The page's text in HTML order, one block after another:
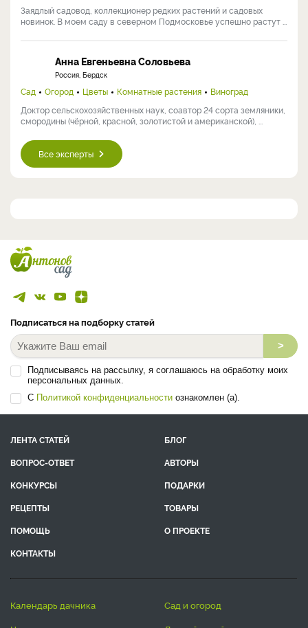
Заядлый садовод, коллекционер редких растений и садовых
новинок. В моем саду в северном Подмосковье успешно растут ...
Анна Евгеньевна Соловьева
Россия, Бердск
Сад Огород Цветы Комнатные растения
Виноград
Доктор сельскохозяйственных наук, соавтор 24 сорта земляники,
смородины (чёрной, красной, золотистой и американской), ...
Все эксперты
Подписаться на подборку статей
>
Подписываясь на рассылку, я соглашаюсь на обработку моих
персональных данных.
С Политикой конфиденциальности ознакомлен (а).
ЛЕНТА СТАТЕЙ
БЛОГ
ВОПРОС-ОТВЕТ
АВТОРЫ
КОНКУРСЫ
ПОДАРКИ
РЕЦЕПТЫ
ТОВАРЫ
ПОМОЩЬ
О ПРОЕКТЕ
КОНТАКТЫ
календарь дачника
сад и огород